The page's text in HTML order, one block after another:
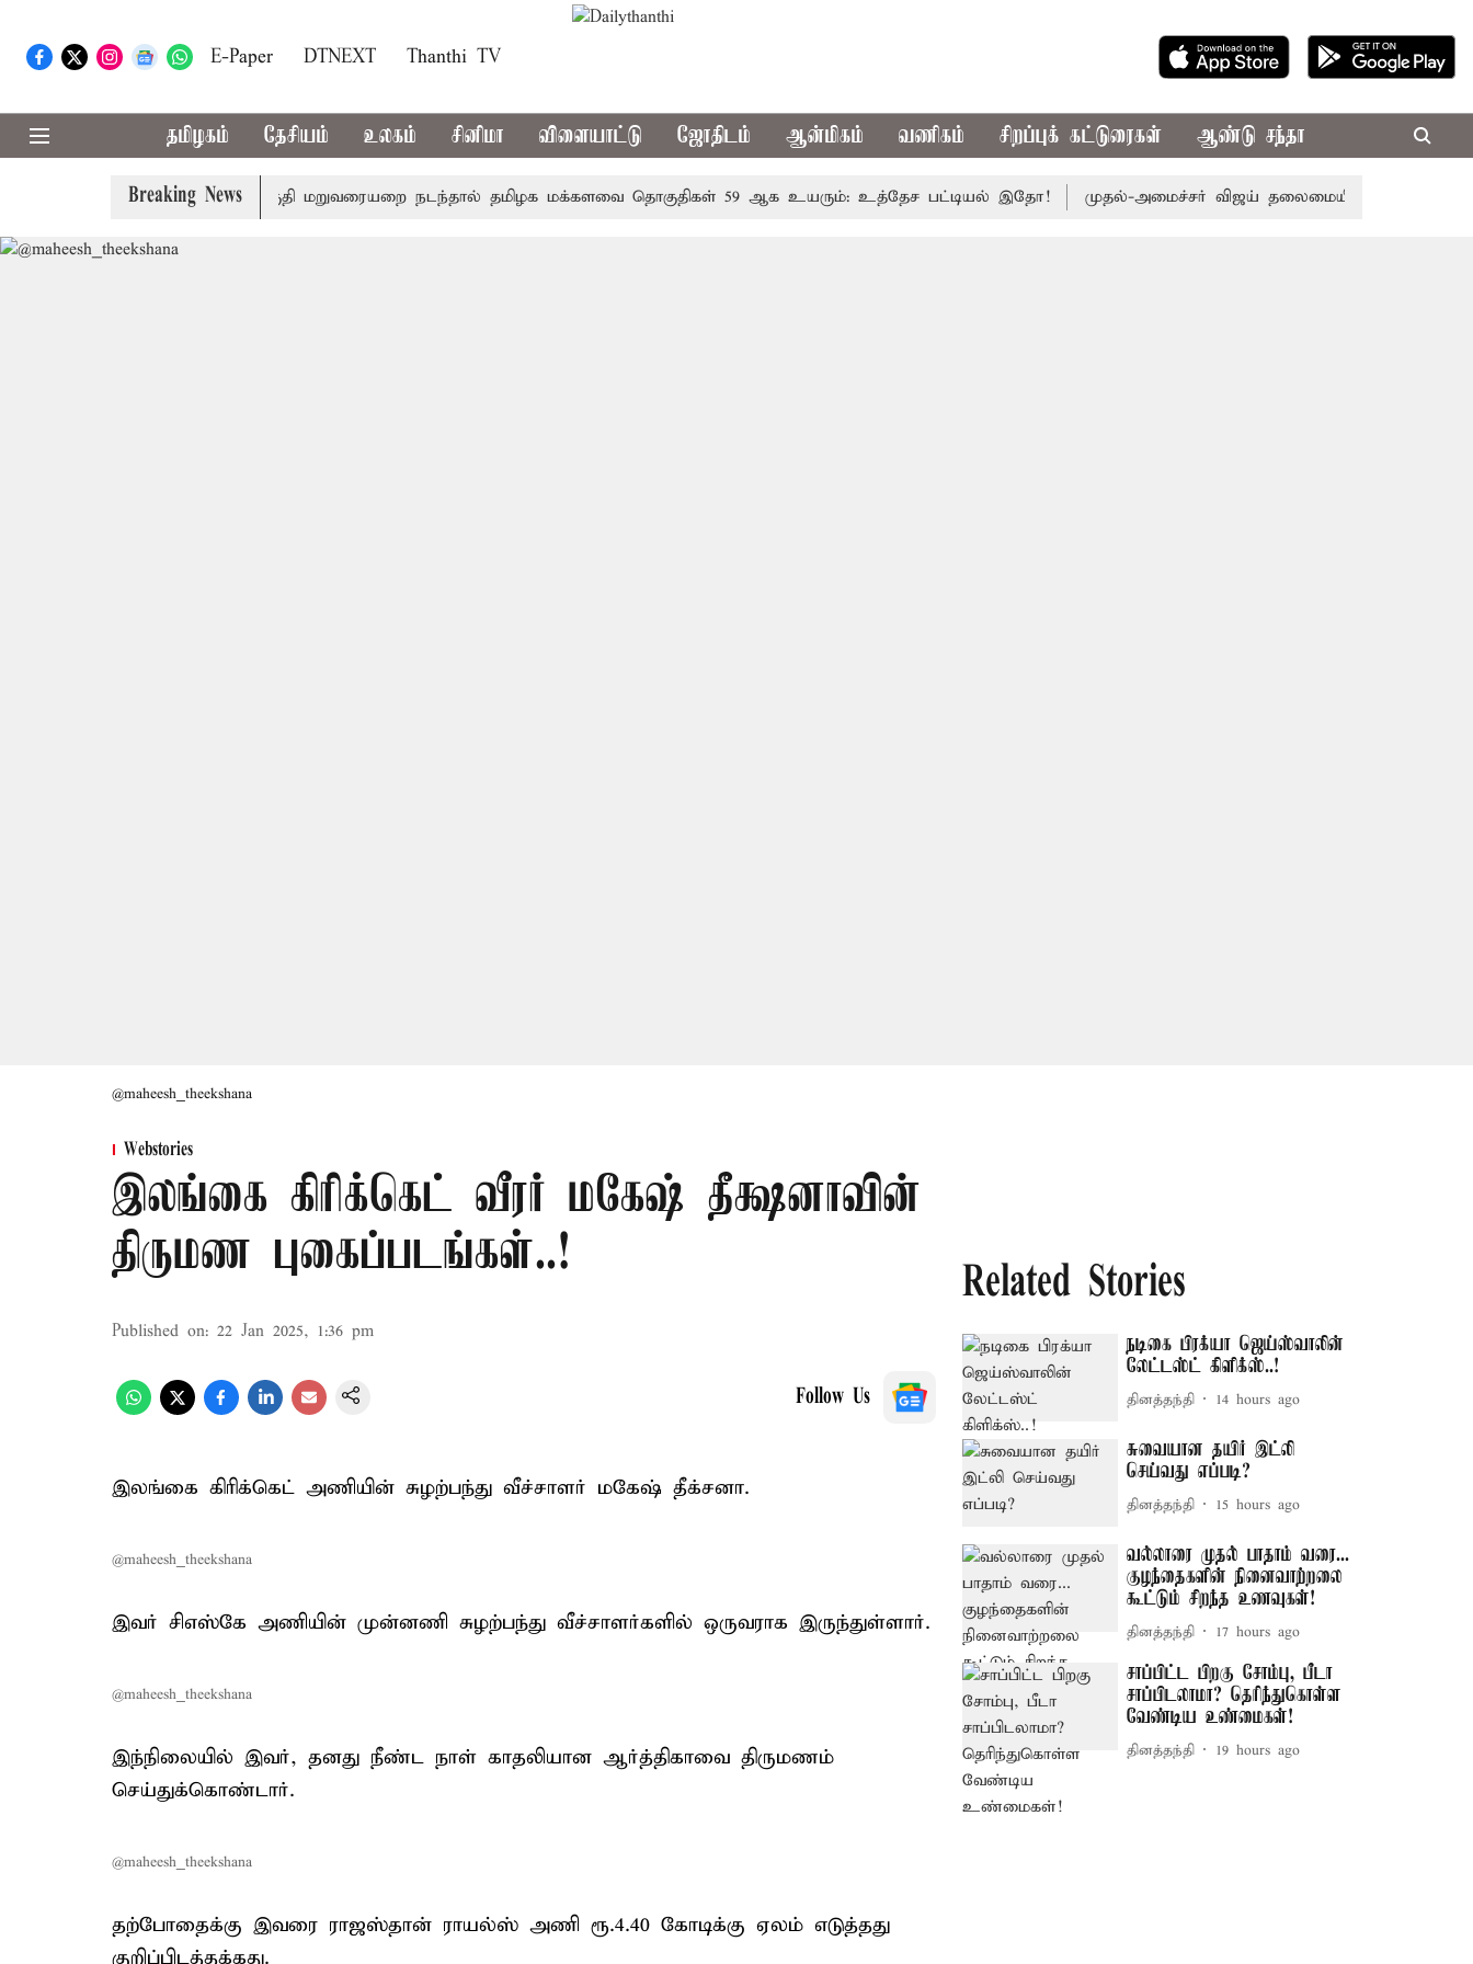
E-Paper DTNEXT Thanthi TV
தமிழகம் தேசியம் உலகம் சினிமா விளையாட்டு ஜோதிடம் ஆன்மிகம் வணிகம் சிறப்புக் கட்டுரைகள் ஆண்டு சந்தா
Breaking News
மோடி இரங்கல் தொகுதி மறுவரையறை நடந்தால் தமிழக மக்களவை தொகுதிகள் 59 ஆக உயரும்: உத்தேச பட்டியல் இதோ! முதல்-அமைச்சர் விஜய் தலைமையில் இன்று எம்.பி.க்கள்
@maheesh_theekshana
Webstories
இலங்கை கிரிக்கெட் வீரர் மகேஷ் தீக்ஷனாவின்
திருமண புகைப்படங்கள்..!
Published on: 22 Jan 2025, 1:36 pm
Follow Us
இலங்கை கிரிக்கெட் அணியின் சுழற்பந்து வீச்சாளர் மகேஷ் தீக்சனா.
@maheesh_theekshana
இவர் சிஎஸ்கே அணியின் முன்னணி சுழற்பந்து வீச்சாளர்களில் ஒருவராக இருந்துள்ளார்.
@maheesh_theekshana
இந்நிலையில் இவர், தனது நீண்ட நாள் காதலியான ஆர்த்திகாவை திருமணம்
செய்துக்கொண்டார்.
@maheesh_theekshana
தற்போதைக்கு இவரை ராஜஸ்தான் ராயல்ஸ் அணி ரூ.4.40 கோடிக்கு ஏலம் எடுத்தது
குறிப்பிடத்தக்கது.
Related Stories
நடிகை பிரக்யா ஜெய்ஸ்வாலின்
லேட்டஸ்ட் கிளிக்ஸ்..!
தினத்தந்தி 14 hours ago
சுவையான தயிர் இட்லி
செய்வது எப்படி?
தினத்தந்தி 15 hours ago
வல்லாரை முதல் பாதாம் வரை...
குழந்தைகளின் நினைவாற்றலை
கூட்டும் சிறந்த உணவுகள்!
தினத்தந்தி 17 hours ago
சாப்பிட்ட பிறகு சோம்பு, பீடா
சாப்பிடலாமா? தெரிந்துகொள்ள
வேண்டிய உண்மைகள்!
தினத்தந்தி 19 hours ago